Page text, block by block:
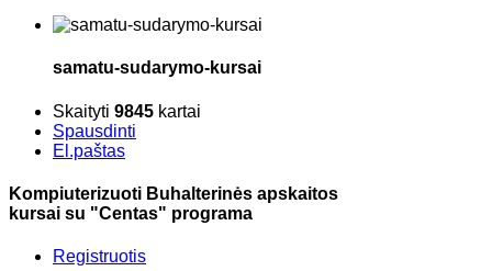
samatu-sudarymo-kursai
Skaityti 9845 kartai
Spausdinti
El.paštas
Kompiuterizuoti Buhalterinės apskaitos
kursai su "Centas" programa
Registruotis